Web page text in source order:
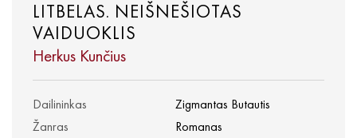
LITBELAS. NEIŠNEŠIOTAS
VAIDUOKLIS
Herkus Kunčius
Dailininkas
Zigmantas Butautis
Žanras
Romanas